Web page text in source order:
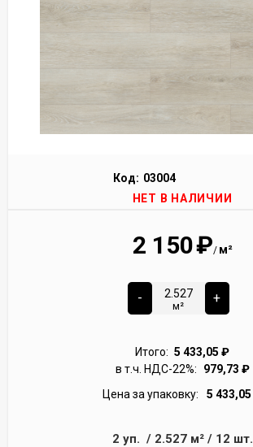
Код: 03004
НЕТ В НАЛИЧИИ
2 150₽/ м²
-
м²
+
Итого: 5 433,05 ₽
в т.ч. НДС-22%:
979,73 ₽
Цена за упаковку:
5 433,05
2 уп. / 2.527м²/ 12 шт.